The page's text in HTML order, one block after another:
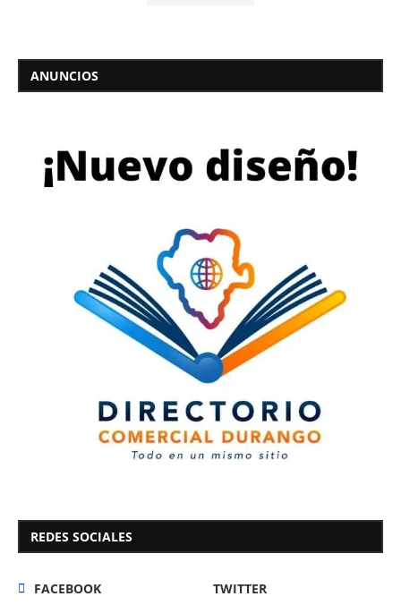
ANUNCIOS
REDES SOCIALES
FACEBOOK
TWITTER